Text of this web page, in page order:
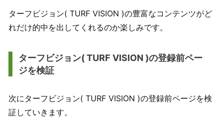
ターフビジョン( TURF VISION )の豊富なコンテンツがど
れだけ的中を出してくれるのか楽しみです。
ターフビジョン( TURF VISION )の登録前ペー
ジを検証
次にターフビジョン( TURF VISION )の登録前ページを検
証していきます。